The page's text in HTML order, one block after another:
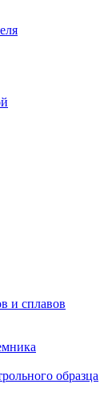
и сплавов
образца